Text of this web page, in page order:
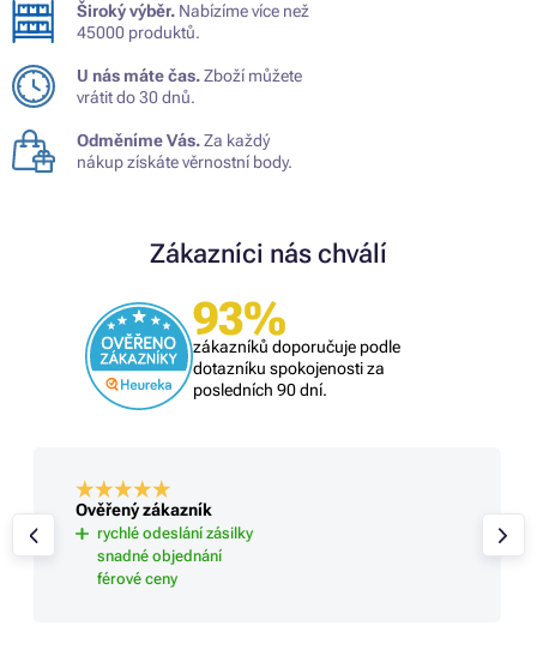
Široký výběr. Nabízíme více než
45000 produktů.
U nás máte čas.Zboží můžete
vrátit do 30 dnů.
Odměníme Vás.Za každý
nákup získáte věrnostní body.
Zákazníci nás chválí
93%
zákazníků doporučuje podle
dotazníku spokojenosti za
posledních 90 dní.
Ověřený zákazník
rychlé odeslání zásilky
snadné objednání
férové ceny